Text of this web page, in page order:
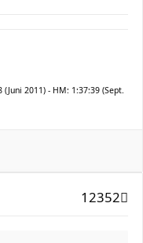
2011) - HM: 1:37:39 (Sept.
12352